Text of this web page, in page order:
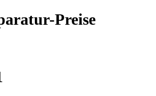
Preise